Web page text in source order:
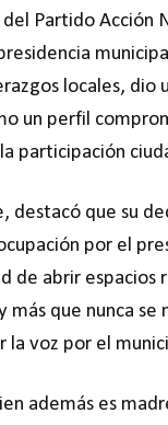
del Partido
locales, dio
un perfil
participación
destacó que su
por el
de abrir espacios
más que nunca
la voz por el
además es